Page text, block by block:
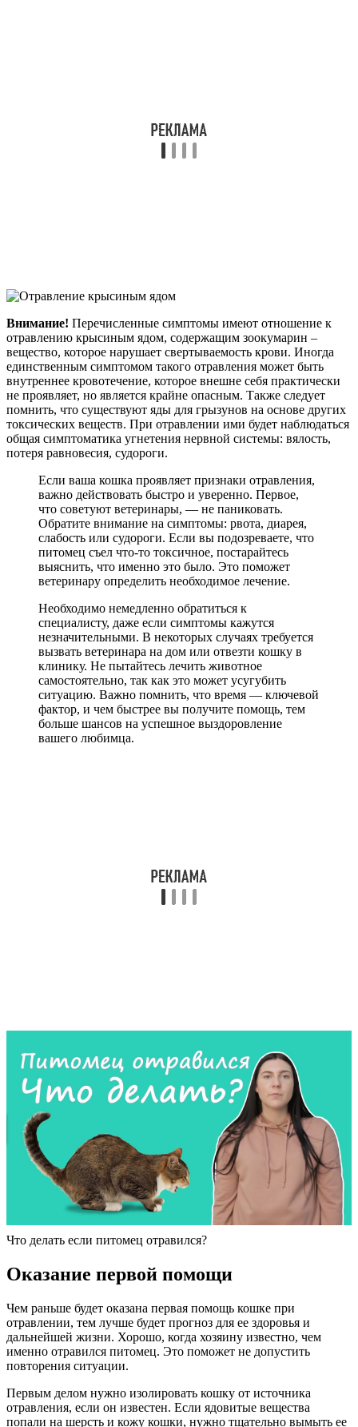
Внимание! Перечисленные симптомы имеют отношение к
отравлению крысиным ядом, содержащим зоокумарин –
вещество, которое нарушает свертываемость крови. Иногда
единственным симптомом такого отравления может быть
внутреннее кровотечение, которое внешне себя практически
не проявляет, но является крайне опасным. Также следует
помнить, что существуют яды для грызунов на основе других
токсических веществ. При отравлении ими будет наблюдаться
общая симптоматика угнетения нервной системы: вялость,
потеря равновесия, судороги.
Если ваша кошка проявляет признаки отравления,
важно действовать быстро и уверенно. Первое,
что советуют ветеринары, — не паниковать.
Обратите внимание на симптомы: рвота, диарея,
слабость или судороги. Если вы подозреваете, что
питомец съел что-то токсичное, постарайтесь
выяснить, что именно это было. Это поможет
ветеринару определить необходимое лечение.
Необходимо немедленно обратиться к
специалисту, даже если симптомы кажутся
незначительными. В некоторых случаях требуется
вызвать ветеринара на дом или отвезти кошку в
клинику. Не пытайтесь лечить животное
самостоятельно, так как это может усугубить
ситуацию. Важно помнить, что время — ключевой
фактор, и чем быстрее вы получите помощь, тем
больше шансов на успешное выздоровление
вашего любимца.
Что делать если питомец отравился?
Оказание первой помощи
Чем раньше будет оказана первая помощь кошке при
отравлении, тем лучше будет прогноз для ее здоровья и
дальнейшей жизни. Хорошо, когда хозяину известно, чем
именно отравился питомец. Это поможет не допустить
повторения ситуации.
Первым делом нужно изолировать кошку от источника
отравления, если он известен. Если ядовитые вещества
попали на шерсть и кожу кошки, нужно тщательно вымыть ее